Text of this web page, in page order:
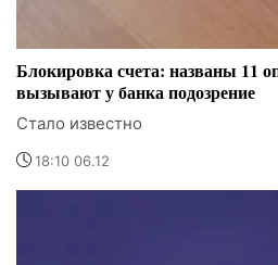
Блокировка счета: названы 11
вызывают у банка подозрение
Стало известно
18:10 06.12